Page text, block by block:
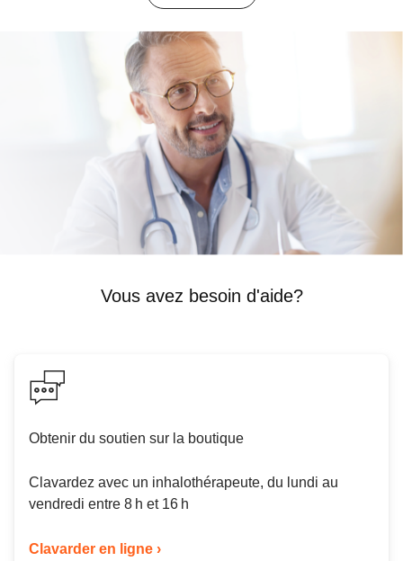
Vous avez besoin d'aide?
Obtenir du soutien sur la boutique
Clavardez avec un inhalothérapeute, du lundi au
vendredi entre 8 h et 16 h
Clavarder en ligne ›